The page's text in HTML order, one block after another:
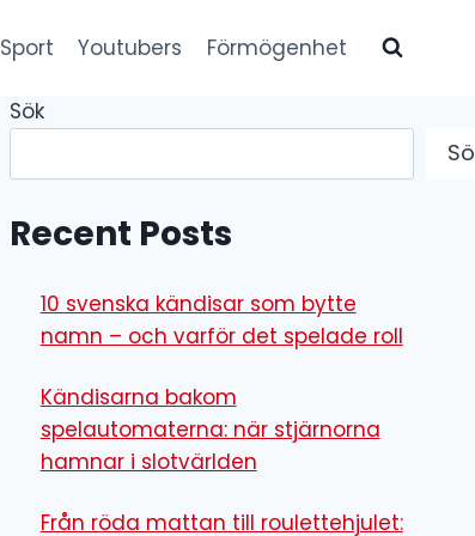
Sport Youtubers Förmögenhet
Sök
Recent Posts
10 svenska kändisar som bytte
namn – och varför det spelade roll
Kändisarna bakom
spelautomaterna: när stjärnorna
hamnar i slotvärlden
Från röda mattan till roulettehjulet: